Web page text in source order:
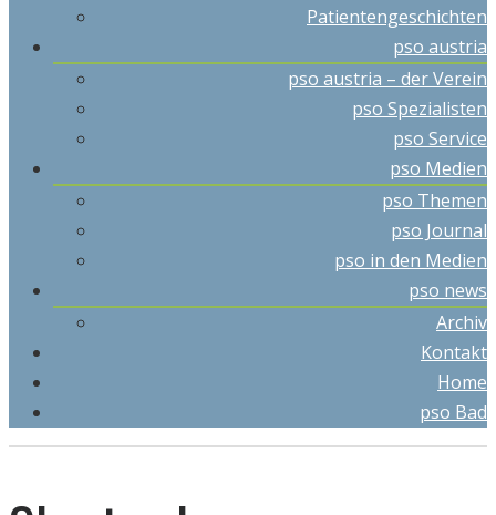
Patientengeschichten
pso austria
pso austria – der Verein
pso Spezialisten
pso Service
pso Medien
pso Themen
pso Journal
pso in den Medien
pso news
Archiv
Kontakt
Home
pso Bad